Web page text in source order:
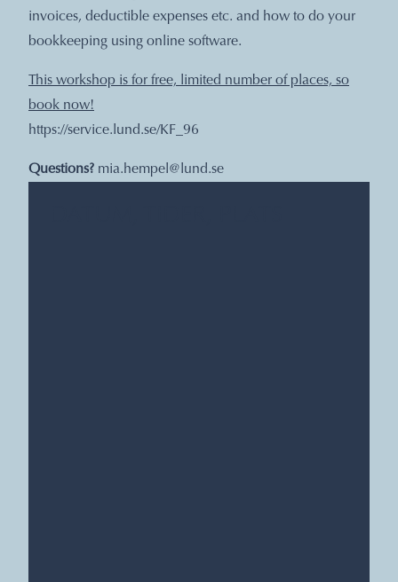
invoices, deductible expenses etc. and how to do your
bookkeeping using online software.
This workshop is for free, limited number of places, so
book now!
https://service.lund.se/KF_96
Questions? mia.hempel@lund.se